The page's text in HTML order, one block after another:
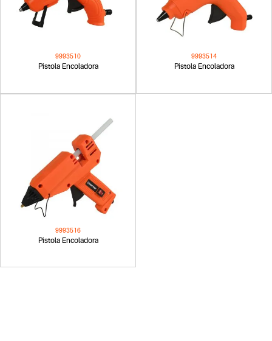
Pistola Encoladora
9993510
Pistola Encoladora
9993514
Pistola Encoladora
9993516